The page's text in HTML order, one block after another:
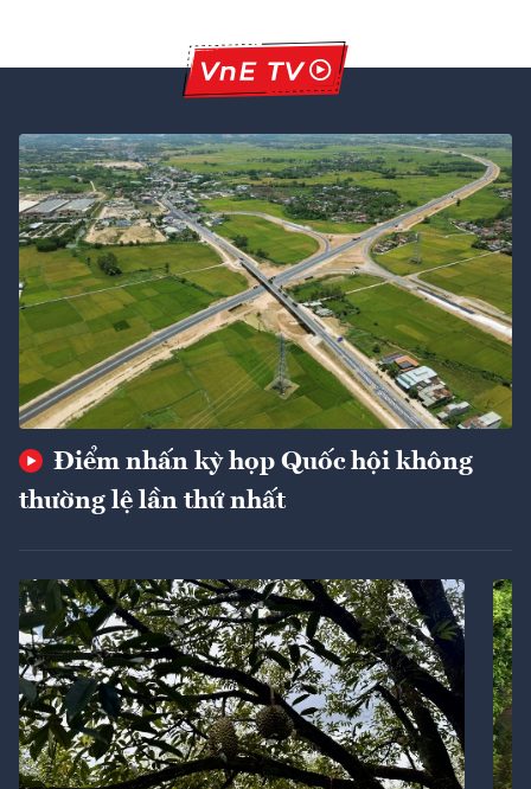
Điểm nhấn kỳ họp Quốc hội không
thường lệ lần thứ nhất